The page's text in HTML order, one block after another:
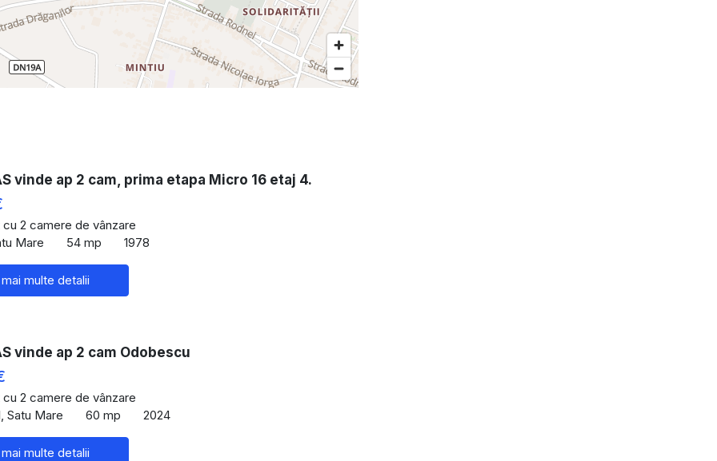
vinde ap 2 cam, prima etapa Micro 16 etaj 4.
2 camere de vânzare
Mare
54 mp 1978
multe detalii
vinde ap 2 cam Odobescu
2 camere de vânzare
Satu Mare
60 mp 2024
multe detalii